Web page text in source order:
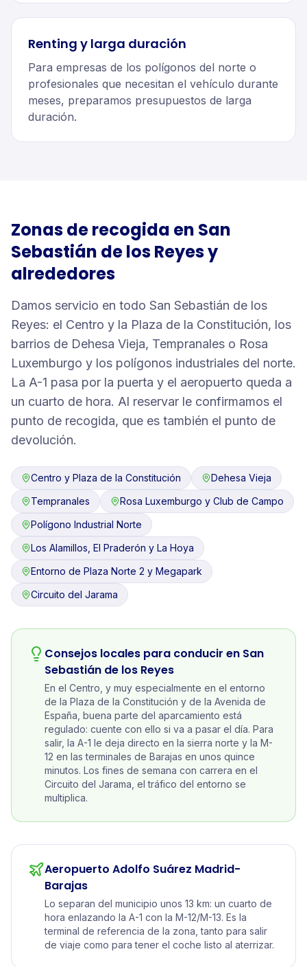
Renting y larga duración
Para empresas de los polígonos del norte o
profesionales que necesitan el vehículo durante
meses, preparamos presupuestos de larga
duración.
Zonas de recogida en San
Sebastián de los Reyesy
alrededores
Damos servicio en todo San Sebastián de los
Reyes: el Centro y la Plaza de la Constitución, los
barrios de Dehesa Vieja, Tempranales o Rosa
Luxemburgo y los polígonos industriales del norte.
La A-1 pasa por la puerta y el aeropuerto queda a
un cuarto de hora. Al reservar le confirmamos el
punto de recogida, que es también el punto de
devolución.
Centro y Plaza de la Constitución
Dehesa Vieja
Tempranales
Rosa Luxemburgo y Club de Campo
Polígono Industrial Norte
Los Alamillos, El Praderón y La Hoya
Entorno de Plaza Norte 2 y Megapark
Circuito del Jarama
Consejos locales para conducir en San
Sebastián de los Reyes
En el Centro, y muy especialmente en el entorno
de la Plaza de la Constitución y de la Avenida de
España, buena parte del aparcamiento está
regulado: cuente con ello si va a pasar el día. Para
salir, la A-1 le deja directo en la sierra norte y la M-
12 en las terminales de Barajas en unos quince
minutos. Los fines de semana con carrera en el
Circuito del Jarama, el tráfico del entorno se
multiplica.
Aeropuerto Adolfo Suárez Madrid-
Barajas
Lo separan del municipio unos 13 km: un cuarto de
hora enlazando la A-1 con la M-12/M-13. Es la
terminal de referencia de la zona, tanto para salir
de viaje como para tener el coche listo al aterrizar.